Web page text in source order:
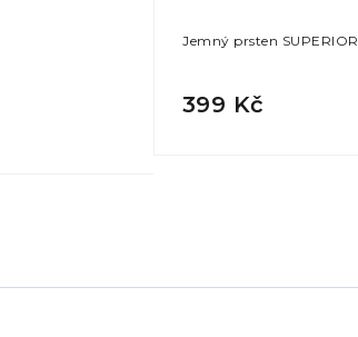
Jemný prsten SUPERIOR
399 Kč